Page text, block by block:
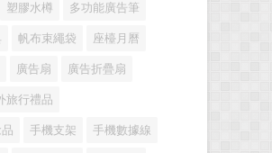
塑膠水樽 多功能廣告筆
帆布束繩袋 座檯月曆
廣告扇 廣告折疊扇
旅行禮品
手機支架 手機數據線